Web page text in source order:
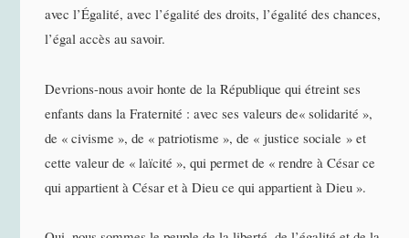
avec l’Égalité, avec l’égalité des droits, l’égalité des chances,
l’égal accès au savoir.
Devrions-nous avoir honte de la République qui étreint ses
enfants dans la Fraternité : avec ses valeurs de« solidarité »,
de « civisme », de « patriotisme », de « justice sociale » et
cette valeur de « laïcité », qui permet de « rendre à César ce
qui appartient à César et à Dieu ce qui appartient à Dieu ».